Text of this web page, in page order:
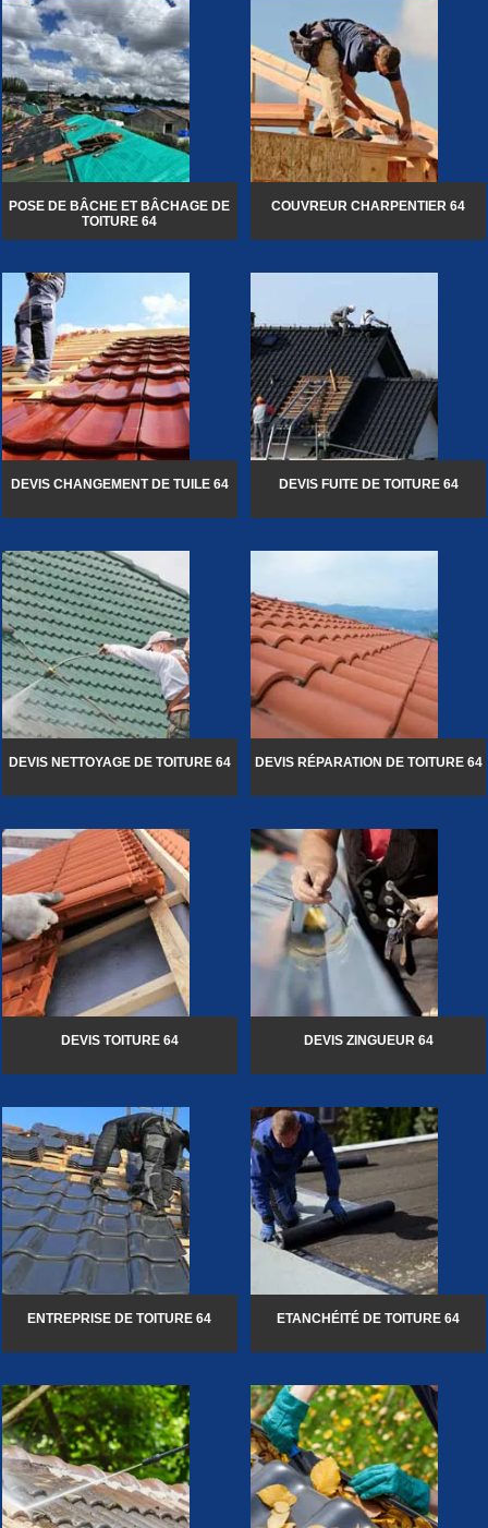
POSE DE BÂCHE ET BÂCHAGE DE
TOITURE 64
COUVREUR CHARPENTIER 64
DEVIS CHANGEMENT DE TUILE 64 DEVIS FUITE DE TOITURE 64
DEVIS NETTOYAGE DE TOITURE 64 DEVIS RÉPARATION DE TOITURE 64
DEVIS TOITURE 64 DEVIS ZINGUEUR 64
ENTREPRISE DE TOITURE 64 ETANCHÉITÉ DE TOITURE 64